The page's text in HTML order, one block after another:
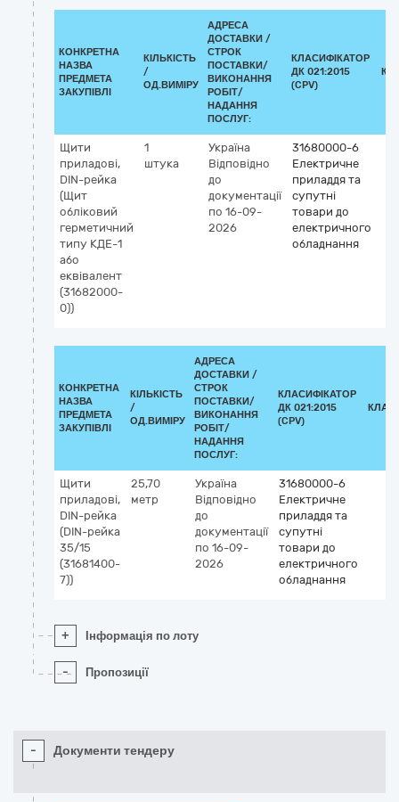
КОНКРЕТНА
НАЗВА
ПРЕДМЕТА
ЗАКУПІВЛІ
КІЛЬКІСТЬ
/
ОД.ВИМІРУ
АДРЕСА
ДОСТАВКИ /
СТРОК
ПОСТАВКИ/
ВИКОНАННЯ
РОБІТ/
НАДАННЯ
ПОСЛУГ:
КЛАСИФІКАТОР
ДК 021:2015
(CPV)
Щити
приладові,
DIN-рейка
(Щит
обліковий
герметичний
типу КДЕ-1
або
еквівалент
(31682000-
0))
1
штука
Україна
Відповідно
до
документації
по 16-09-
2026
31680000-6
Електричне
приладдя та
супутні
товари до
електричного
обладнання
КОНКРЕТНА
НАЗВА
ПРЕДМЕТА
ЗАКУПІВЛІ
КІЛЬКІСТЬ
/
ОД.ВИМІРУ
АДРЕСА
ДОСТАВКИ /
СТРОК
ПОСТАВКИ/
ВИКОНАННЯ
РОБІТ/
НАДАННЯ
ПОСЛУГ:
КЛАСИФІКАТОР
ДК 021:2015
(CPV)
Щити
приладові,
DIN-рейка
(DIN-рейка
35/15
(31681400-
7))
25,70
метр
Україна
Відповідно
до
документації
по 16-09-
2026
31680000-6
Електричне
приладдя та
супутні
товари до
електричного
обладнання
+ Інформація по лоту
- Пропозиції
- Документи тендеру